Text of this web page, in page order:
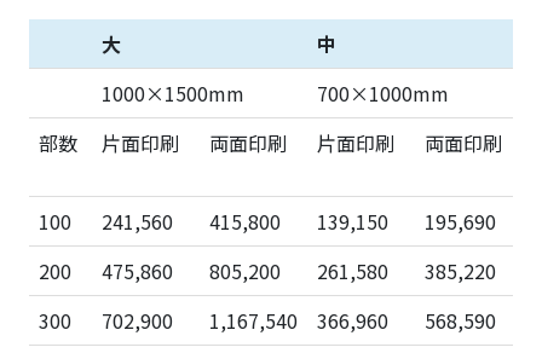
大 中
1000×1500mm
700×1000mm
部数
片面印刷 両面印刷 片面印刷 両面印刷
100
241,560 415,800 139,150 195,690
200
475,860 805,200 261,580 385,220
300
702,900 1,167,540 366,960 568,590